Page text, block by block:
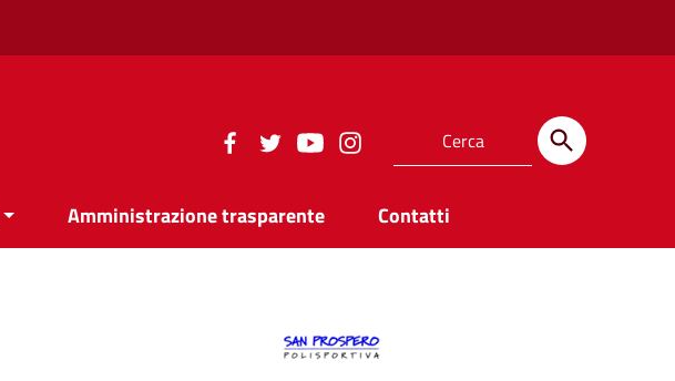
Amministrazione trasparente Contatti